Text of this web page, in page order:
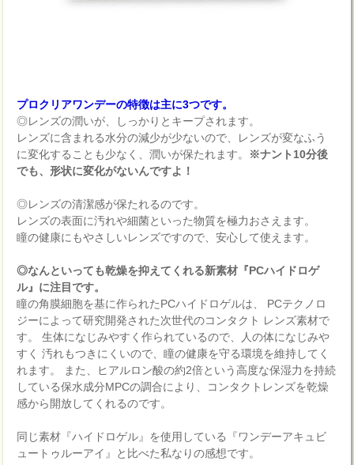
プロクリアワンデーの特徴は主に3つです。
◎レンズの潤いが、しっかりとキープされます。
レンズに含まれる水分の減少が少ないので、レンズが変なふう
に変化することも少なく、潤いが保たれます。 ※ナント10分後
でも、形状に変化がないんですよ！
◎レンズの清潔感が保たれるのです。
レンズの表面に汚れや細菌といった物質を極力おさえます。
瞳の健康にもやさしいレンズですので、安心して使えます。
◎なんといっても乾燥を抑えてくれる新素材『PCハイドロゲ
ル』に注目です。
瞳の角膜細胞を基に作られたPCハイドロゲルは、 PCテクノロ
ジーによって研究開発された次世代のコンタクト レンズ素材で
す。 生体になじみやすく作られているので、人の体になじみや
すく 汚れもつきにくいので、瞳の健康を守る環境を維持してく
れます。 また、ヒアルロン酸の約2倍という高度な保湿力を持続
している保水成分MPCの調合により、コンタクトレンズを乾燥
感から開放してくれるのです。
同じ素材『ハイドロゲル』を使用している『ワンデーアキュビ
ュートゥルーアイ』と比べた私なりの感想です。